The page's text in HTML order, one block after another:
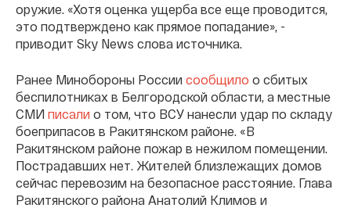
оружие. «Хотя оценка ущерба все еще проводится,
это подтверждено как прямое попадание», -
приводит Sky News слова источника.
Ранее Минобороны России сообщило о сбитых
беспилотниках в Белгородской области, а местные
СМИ писали о том, что ВСУ нанесли удар по складу
боеприпасов в Ракитянском районе. «В
Ракитянском районе пожар в нежилом помещении.
Пострадавших нет. Жителей близлежащих домов
сейчас перевозим на безопасное расстояние. Глава
Ракитянского района Анатолий Климов и